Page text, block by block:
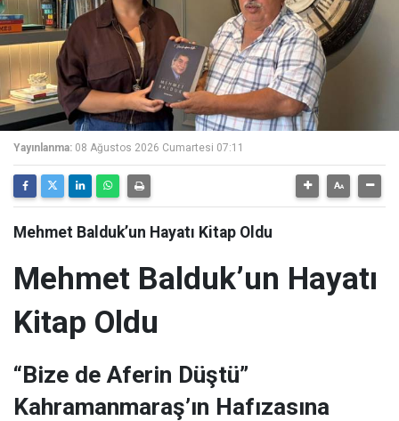
Yayınlanma: 08 Ağustos 2026 Cumartesi 07:11
Mehmet Balduk’un Hayatı Kitap Oldu
Mehmet Balduk’un Hayatı
Kitap Oldu
“Bize de Aferin Düştü”
Kahramanmaraş’ın Hafızasına